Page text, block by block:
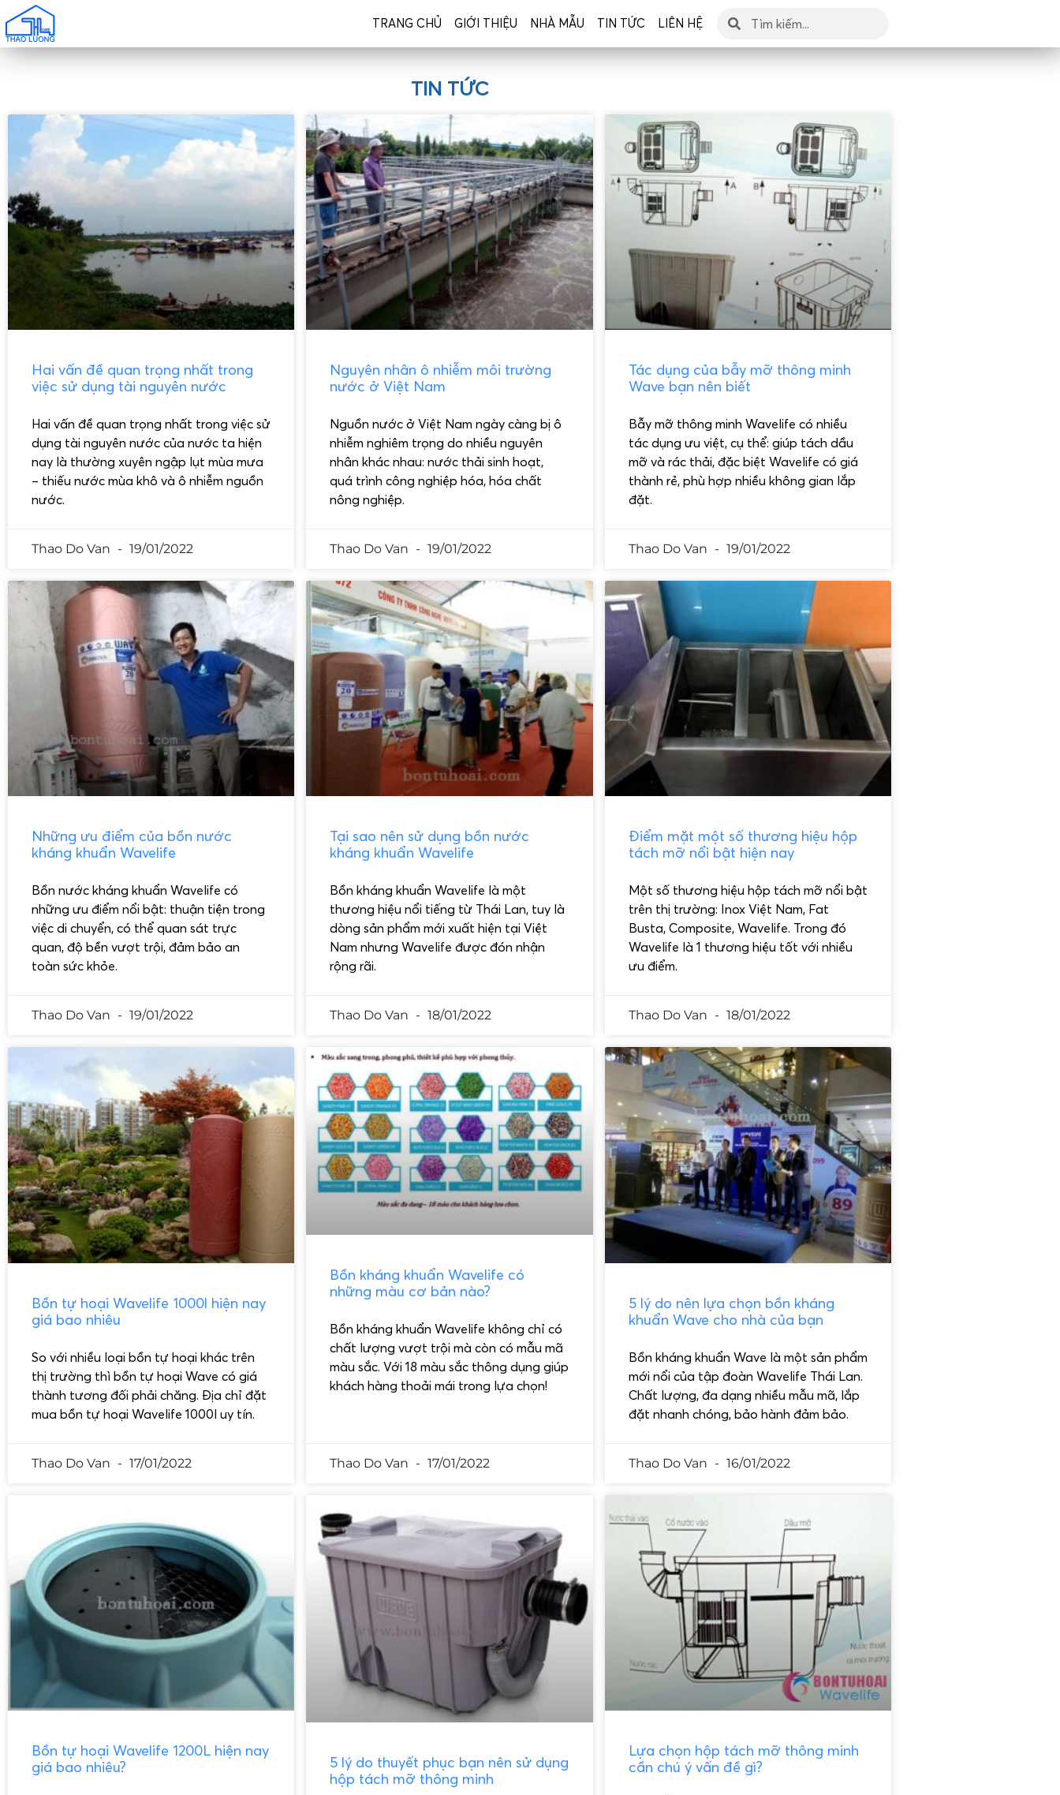
TRANG CHỦ GIỚI THIỆU NHÀ MẪU TIN TỨC LIÊN HỆ
TIN TỨC
Hai vấn đề quan trọng nhất trong
việc sử dụng tài nguyên nước
Hai vấn đề quan trọng nhất trong việc sử
dụng tài nguyên nước của nước ta hiện
nay là thường xuyên ngập lụt mùa mưa
– thiếu nước mùa khô và ô nhiễm nguồn
nước.
Thao Do Van 19/01/2022
Nguyên nhân ô nhiễm môi trường
nước ở Việt Nam
Nguồn nước ở Việt Nam ngày càng bị ô
nhiễm nghiêm trọng do nhiều nguyên
nhân khác nhau: nước thải sinh hoạt,
quá trình công nghiệp hóa, hóa chất
nông nghiệp.
Thao Do Van 19/01/2022
Tác dụng của bẫy mỡ thông minh
Wave bạn nên biết
Bẫy mỡ thông minh Wavelife có nhiều
tác dụng ưu việt, cụ thể: giúp tách dầu
mỡ và rác thải, đặc biệt Wavelife có giá
thành rẻ, phù hợp nhiều không gian lắp
đặt.
Thao Do Van 19/01/2022
Những ưu điểm của bồn nước
kháng khuẩn Wavelife
Bồn nước kháng khuẩn Wavelife có
những ưu điểm nổi bật: thuận tiện trong
việc di chuyển, có thể quan sát trực
quan, độ bền vượt trội, đảm bảo an
toàn sức khỏe.
Thao Do Van 19/01/2022
Tại sao nên sử dụng bồn nước
kháng khuẩn Wavelife
Bồn kháng khuẩn Wavelife là một
thương hiệu nổi tiếng từ Thái Lan, tuy là
dòng sản phẩm mới xuất hiện tại Việt
Nam nhưng Wavelife được đón nhận
rộng rãi.
Thao Do Van 18/01/2022
Điểm mặt một số thương hiệu hộp
tách mỡ nổi bật hiện nay
Một số thương hiệu hộp tách mỡ nổi bật
trên thị trường: Inox Việt Nam, Fat
Busta, Composite, Wavelife. Trong đó
Wavelife là 1 thương hiệu tốt với nhiều
ưu điểm.
Thao Do Van 18/01/2022
Bồn tự hoại Wavelife 1000l hiện nay
giá bao nhiêu
So với nhiều loại bồn tự hoại khác trên
thị trường thì bồn tự hoại Wave có giá
thành tương đối phải chăng. Địa chỉ đặt
mua bồn tự hoại Wavelife 1000l uy tín.
Thao Do Van 17/01/2022
Bồn kháng khuẩn Wavelife có
những màu cơ bản nào?
Bồn kháng khuẩn Wavelife không chỉ có
chất lượng vượt trội mà còn có mẫu mã
màu sắc. Với 18 màu sắc thông dụng giúp
khách hàng thoải mái trong lựa chọn!
Thao Do Van 17/01/2022
5 lý do nên lựa chọn bồn kháng
khuẩn Wave cho nhà của bạn
Bồn kháng khuẩn Wave là một sản phẩm
mới nổi của tập đoàn Wavelife Thái Lan.
Chất lượng, đa dạng nhiều mẫu mã, lắp
đặt nhanh chóng, bảo hành đảm bảo.
Thao Do Van 16/01/2022
Bồn tự hoại Wavelife 1200L hiện nay
giá bao nhiêu?
5 lý do thuyết phục bạn nên sử dụng
hộp tách mỡ thông minh
Lựa chọn hộp tách mỡ thông minh
cần chú ý vấn đề gì?